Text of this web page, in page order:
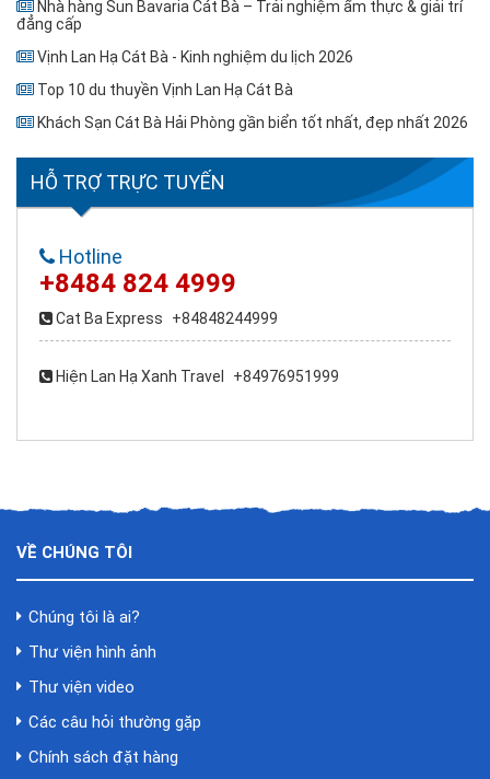
Nhà hàng Sun Bavaria Cát Bà – Trải nghiệm ẩm thực & giải trí
đẳng cấp
Vịnh Lan Hạ Cát Bà - Kinh nghiệm du lịch 2026
Top 10 du thuyền Vịnh Lan Hạ Cát Bà
Khách Sạn Cát Bà Hải Phòng gần biển tốt nhất, đẹp nhất 2026
HỖ TRỢ TRỰC TUYẾN
Hotline
+8484 824 4999
Cat Ba Express +84848244999
Hiện Lan Hạ Xanh Travel +84976951999
VỀ CHÚNG TÔI
Chúng tôi là ai?
Thư viện hình ảnh
Thư viện video
Các câu hỏi thường gặp
Chính sách đặt hàng